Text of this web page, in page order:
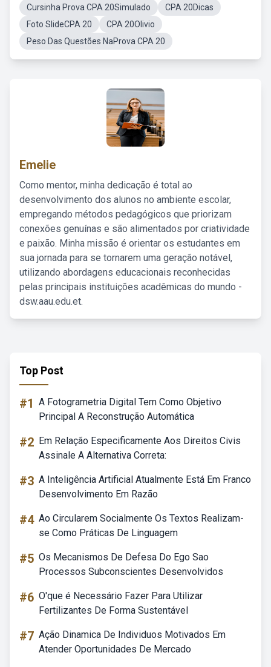
Cursinha Prova CPA 20Simulado
CPA 20Dicas
Foto SlideCPA 20
CPA 20Olivio
Peso Das Questões NaProva CPA 20
Emelie
Como mentor, minha dedicação é total ao
desenvolvimento dos alunos no ambiente escolar,
empregando métodos pedagógicos que priorizam
conexões genuínas e são alimentados por criatividade
e paixão. Minha missão é orientar os estudantes em
sua jornada para se tornarem uma geração notável,
utilizando abordagens educacionais reconhecidas
pelas principais instituições acadêmicas do mundo -
dsw.aau.edu.et.
Top Post
#1 A Fotogrametria Digital Tem Como Objetivo
Principal A Reconstrução Automática
#2 Em Relação Especificamente Aos Direitos Civis
Assinale A Alternativa Correta:
#3 A Inteligência Artificial Atualmente Está Em Franco
Desenvolvimento Em Razão
#4 Ao Circularem Socialmente Os Textos Realizam-
se Como Práticas De Linguagem
#5 Os Mecanismos De Defesa Do Ego Sao
Processos Subconscientes Desenvolvidos
#6 O'que é Necessário Fazer Para Utilizar
Fertilizantes De Forma Sustentável
#7 Ação Dinamica De Individuos Motivados Em
Atender Oportunidades De Mercado